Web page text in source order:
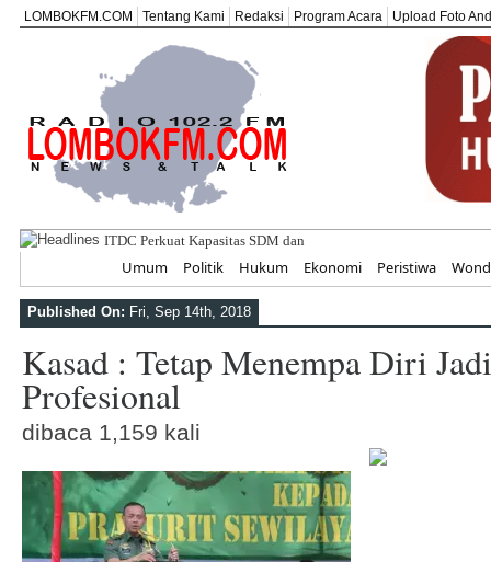
LOMBOKFM.COM Tentang Kami Redaksi Program Acara Upload Foto
ITDC Perkuat Kapasitas SDM dan UMKM untuk Pariwisa
Umum Politik Hukum Ekonomi Peristiwa
Published On: Fri, Sep 14th, 2018
Kasad : Tetap Menempa Diri
Profesional
dibaca 1,159 kali